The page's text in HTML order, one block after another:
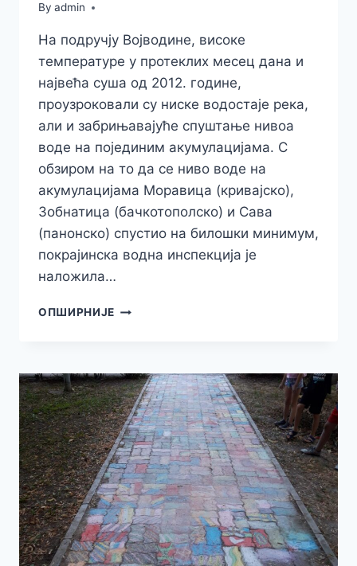
By admin
На подручју Војводине, високе
температуре у протеклих месец дана и
највећа суша од 2012. године,
проузроковали су ниске водостаје река,
али и забрињавајуће спуштање нивоа
воде на појединим акумулацијама. С
обзиром на то да се ниво воде на
акумулацијама Моравица (кривајско),
Зобнатица (бачкотополско) и Сава
(панонско) спустио на билошки минимум,
покрајинска водна инспекција је
наложила…
ОПШИРНИЈЕ ЗАБРАНА
МОРАВИЦА,
ЗОБНАТИЦА
И
САВА